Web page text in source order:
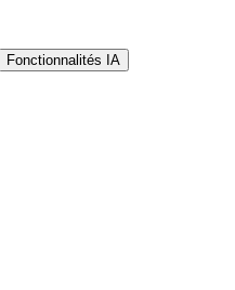
Fonctionnalités IA